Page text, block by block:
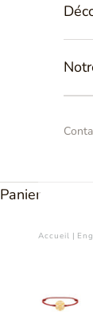
Panier
Accueil |